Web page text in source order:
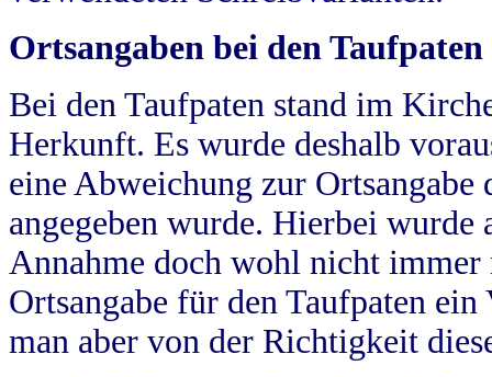
Ortsangaben bei den Taufpaten
Bei den Taufpaten stand im
Herkunft. Es wurde deshalb
eine Abweichung zur
angegeben wurde. Hierbei wurde
Annahme doch wohl nicht
Ortsangabe für den Taufpaten
man aber von der Richtigkeit